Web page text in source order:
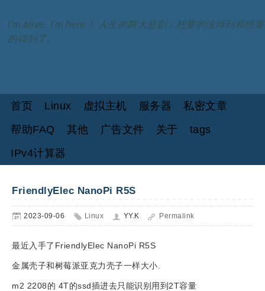
I'm alive, I'm here！ 人生的两大悲剧：想要的没得到和想要
的得到了。
首页 Linux 虚拟主机 服务器
私密文章
帮助FAQ
其他 广告文件 关于
tags
IPv4计算器
FriendlyElec NanoPi R5S
2023-09-06 Linux YY.K Permalink
最近入手了FriendlyElec NanoPi R5S
金属壳子和树莓派亚克力壳子一样大小.
m2 2208的 4T的ssd插进去只能识别用到2T容量